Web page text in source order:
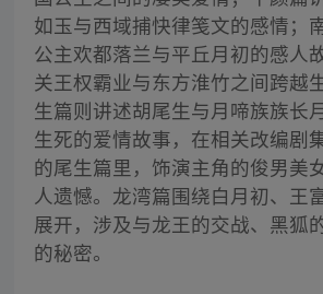
如玉与西域捕快律笺文的感情；
公主欢都落兰与平丘月初的感人
关王权霸业与东方淮竹之间跨越
生篇则讲述胡尾生与月啼族族长
生死的爱情故事，在相关改编剧
的尾生篇里，饰演主角的俊男美
人遗憾。龙湾篇围绕白月初、王
展开，涉及与龙王的交战、黑狐
的秘密。